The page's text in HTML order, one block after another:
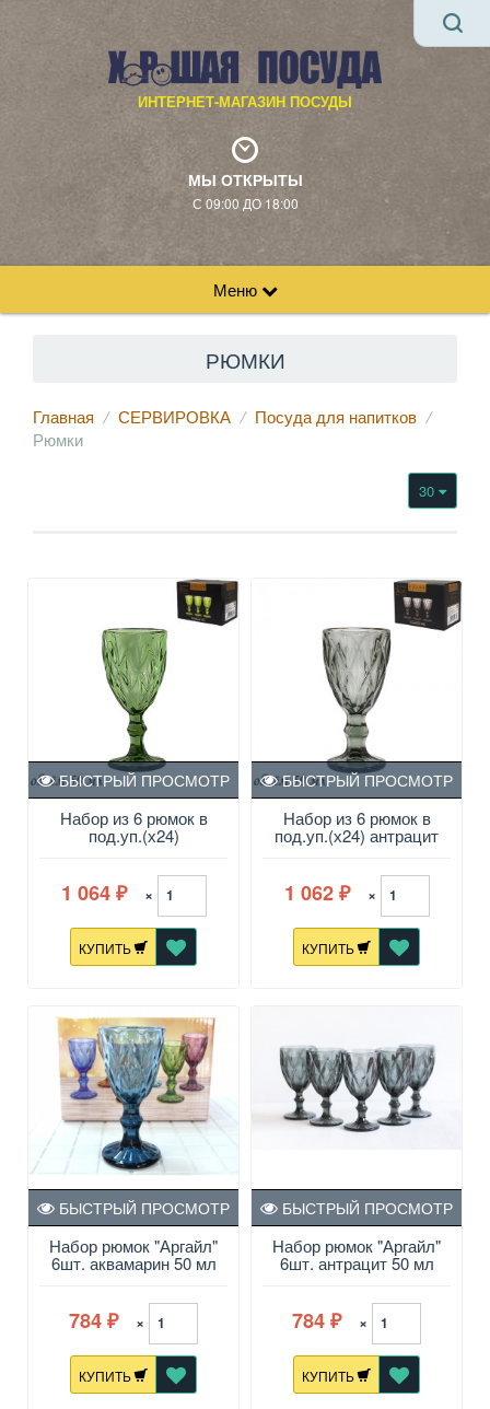
ИНТЕРНЕТ-МАГАЗИН ПОСУДЫ
МЫ ОТКРЫТЫ
С 09:00 ДО 18:00
Меню
РЮМКИ
Главная СЕРВИРОВКА
Посуда для напитков
Рюмки
30
Набор из 6 рюмок в
под.уп.(х24)
БЫСТРЫЙ ПРОСМОТР
1 064 ₽ ×
КУПИТЬ
Набор из 6 рюмок в
под.уп.(х24) антрацит
БЫСТРЫЙ ПРОСМОТР
1 062 ₽ ×
КУПИТЬ
Набор рюмок "Аргайл"
6шт. аквамарин 50 мл
БЫСТРЫЙ ПРОСМОТР
784 ₽ ×
КУПИТЬ
Набор рюмок "Аргайл"
6шт. антрацит 50 мл
БЫСТРЫЙ ПРОСМОТР
784 ₽ ×
КУПИТЬ